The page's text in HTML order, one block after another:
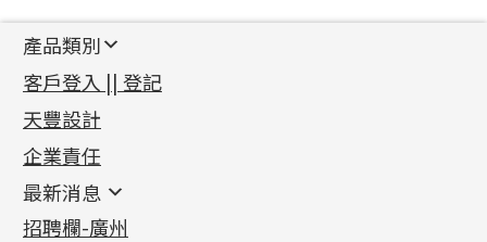
產品類別
新產品
足金系列
足金配件
機織鏈系列
珠仔鏈
镶口链
管狀網鏈
十字車花鏈系列
首飾配件
耳環類配件
卷迫系列
螺絲迫系列
鏈類配件
動感車花吊墜
其他類配件
鑲口類
四爪頭系列
六爪頭系列
首飾系列
手镯系列
貴金屬原料
客戶登入 || 登記
天豐設計
企業責任
最新消息
最新消息
招聘欄-廣州